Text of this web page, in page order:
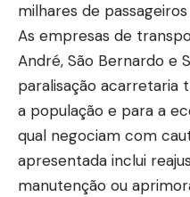
milhares de
As empresas de
André, São Bernardo e
paralisação acarretaria
a população e para a
qual negociam com
apresentada inclui
manutenção ou